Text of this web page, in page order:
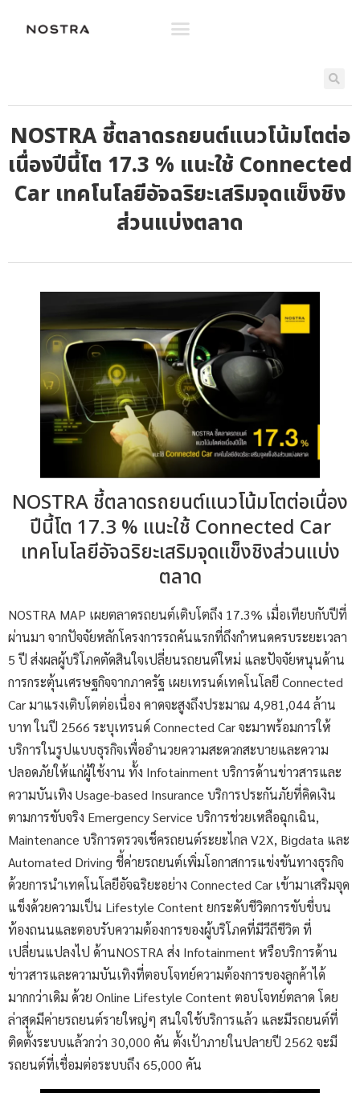
NOSTRA ชี้ตลาดรถยนต์แนวโน้มโตต่อ
เนื่องปีนี้โต 17.3 % แนะใช้ Connected
Car เทคโนโลยีอัจฉริยะเสริมจุดแข็งชิง
ส่วนแบ่งตลาด
NOSTRA ชี้ตลาดรถยนต์แนวโน้มโตต่อเนื่อง
ปีนี้โต 17.3 % แนะใช้ Connected Car
เทคโนโลยีอัจฉริยะเสริมจุดแข็งชิงส่วนแบ่ง
ตลาด
NOSTRA MAP เผยตลาดรถยนต์เติบโตถึง 17.3% เมื่อเทียบกับปีที่
ผ่านมา จากปัจจัยหลักโครงการรถคันแรกที่ถึงกำหนดครบระยะเวลา
5 ปี ส่งผลผู้บริโภคตัดสินใจเปลี่ยนรถยนต์ใหม่ และปัจจัยหนุนด้าน
การกระตุ้นเศรษฐกิจจากภาครัฐ เผยเทรนด์เทคโนโลยี Connected
Car มาแรงเติบโตต่อเนื่อง คาดจะสูงถึงประมาณ 4,981,044 ล้าน
บาท ในปี 2566 ระบุเทรนด์ Connected Car จะมาพร้อมการให้
บริการในรูปแบบธุรกิจเพื่ออำนวยความสะดวกสะบายและความ
ปลอดภัยให้แก่ผู้ใช้งาน ทั้ง Infotainment บริการด้านข่าวสารและ
ความบันเทิง Usage-based Insurance บริการประกันภัยที่คิดเงิน
ตามการขับจริง Emergency Service บริการช่วยเหลือฉุกเฉิน,
Maintenance บริการตรวจเช็ครถยนต์ระยะไกล V2X, Bigdata และ
Automated Driving ชี้ค่ายรถยนต์เพิ่มโอกาสการแข่งขันทางธุรกิจ
ด้วยการนำเทคโนโลยีอัจฉริยะอย่าง Connected Car เข้ามาเสริมจุด
แข็งด้วยความเป็น Lifestyle Content ยกระดับชีวิตการขับขี่บน
ท้องถนนและตอบรับความต้องการของผู้บริโภคที่มีวีถีชีวิต ที่
เปลี่ยนแปลงไป ด้านNOSTRA ส่ง Infotainment หรือบริการด้าน
ข่าวสารและความบันเทิงที่ตอบโจทย์ความต้องการของลูกค้าได้
มากกว่าเดิม ด้วย Online Lifestyle Content ตอบโจทย์ตลาด โดย
ล่าสุดมีค่ายรถยนต์รายใหญ่ๆ สนใจใช้บริการแล้ว และมีรถยนต์ที่
ติดตั้งระบบแล้วกว่า 30,000 คัน ตั้งเป้าภายในปลายปี 2562 จะมี
รถยนต์ที่เชื่อมต่อระบบถึง 65,000 คัน